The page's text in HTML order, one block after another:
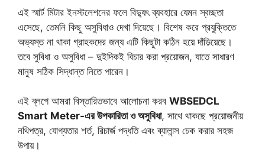
এই স্মার্ট মিটার ইনস্টলেশনের ফলে বিদ্যুৎ ব্যবহারে যেমন স্বচ্ছতা
এসেছে, তেমনি কিছু অসুবিধাও দেখা দিয়েছে। বিশেষ করে প্রযুক্তিতে
অভ্যস্ত না থাকা গ্রাহকদের জন্য এটি কিছুটা কঠিন হয়ে দাঁড়িয়েছে।
তবে সুবিধা ও অসুবিধা – দুইদিকই বিচার করা প্রয়োজন, যাতে সাধারণ
মানুষ সঠিক সিদ্ধান্ত নিতে পারেন।
এই ব্লগে আমরা বিস্তারিতভাবে আলোচনা করব WBSEDCL
Smart Meter-এর উপকারিতা ও অসুবিধা, সাথে থাকছে প্রয়োজনীয়
নথিপত্র, যোগ্যতার শর্ত, রিচার্জ পদ্ধতি এবং ব্যালান্স চেক করার সহজ
উপায়।